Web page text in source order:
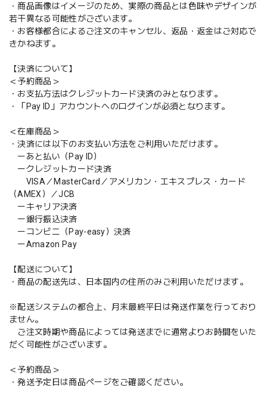
・商品画像はイメージのため、実際の商品とは色味やデザインが
若干異なる可能性がございます。
・お客様都合によるご注文のキャンセル、返品・返金はご対応で
きかねます。
【決済について】
＜予約商品＞
・お支払方法はクレジットカード決済のみとなります。
・「Pay ID」アカウントへのログインが必須となります。
＜在庫商品＞
・決済には以下のお支払い方法をご利用いただけます。
ーあと払い（Pay ID）
ークレジットカード決済
VISA／MasterCard／アメリカン・エキスプレス・カード
（AMEX）／JCB
ーキャリア決済
ー銀行振込決済
ーコンビニ（Pay-easy）決済
ーAmazon Pay
【配送について】
・商品の配送先は、日本国内の住所のみご利用いただけます。
※配送システムの都合上、月末最終平日は発送作業を行っており
ません。
ご注文時期や商品によっては発送までに通常よりお時間をいた
だく可能性がございます。
＜予約商品＞
・発送予定日は商品ページをご確認ください。